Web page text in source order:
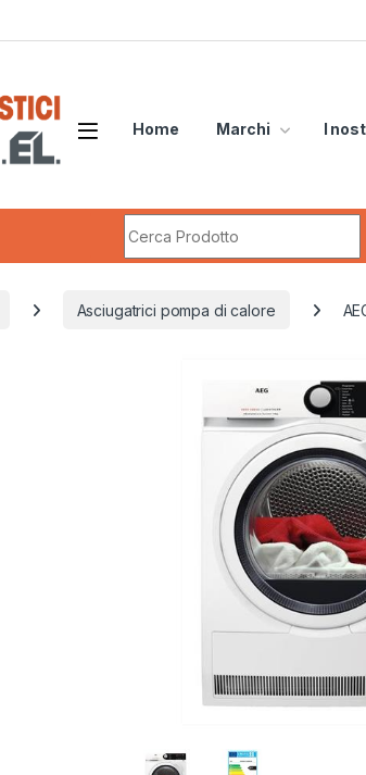
Home Marchi I
Asciugatrici pompa di calore